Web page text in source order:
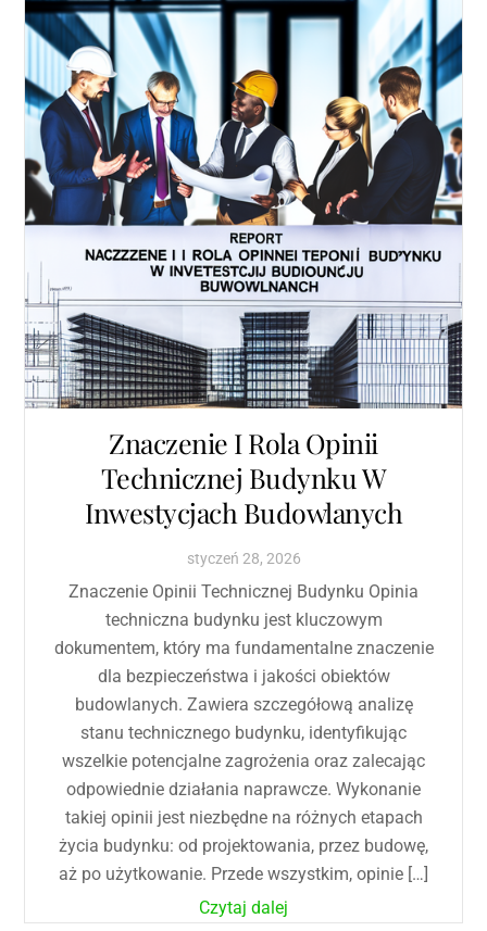
Znaczenie I Rola Opinii
Technicznej Budynku W
Inwestycjach Budowlanych
styczeń 28, 2026
Znaczenie Opinii Technicznej Budynku Opinia
techniczna budynku jest kluczowym
dokumentem, który ma fundamentalne znaczenie
dla bezpieczeństwa i jakości obiektów
budowlanych. Zawiera szczegółową analizę
stanu technicznego budynku, identyfikując
wszelkie potencjalne zagrożenia oraz zalecając
odpowiednie działania naprawcze. Wykonanie
takiej opinii jest niezbędne na różnych etapach
życia budynku: od projektowania, przez budowę,
aż po użytkowanie. Przede wszystkim, opinie […]
Czytaj dalej